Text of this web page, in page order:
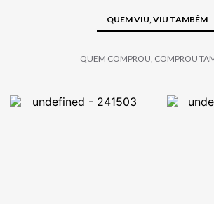
QUEM VIU, VIU TAMBÉM
QUEM COMPROU, COMPROU